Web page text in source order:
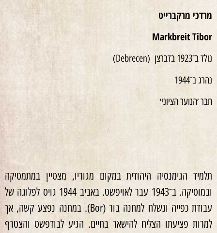
מרדכי מרקברייט
Markbreit Tibor
נולד ב־1923 בדברצן (Debrecen)
נהרג ב־1944
חבר ׳הנוער הציוני׳
תלמיד הגימנסיה היהודית במקום מגוריו, מצטיין במתמטיקה
ובמוסיקה. ב־1943 עבר לאויפשט. באביב 1944 גויס לפלוגה של
עבודת כפייה ונשלח למחנה בור (Bor). במחנה נפצע קשה, אך
למרות פציעתו הצליח להישאר בחיים. הגיע לבודפשט והצטרף